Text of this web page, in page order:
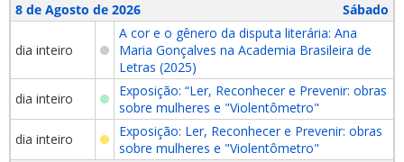
8 de Agosto de 2026
Sábado
dia inteiro
A cor e o gênero da disputa literária: Ana
Maria Gonçalves na Academia Brasileira de
Letras (2025)
dia inteiro
Exposição: “Ler, Reconhecer e Prevenir: obras
sobre mulheres e "Violentômetro"
dia inteiro
Exposição: Ler, Reconhecer e Prevenir: obras
sobre mulheres e "Violentômetro"